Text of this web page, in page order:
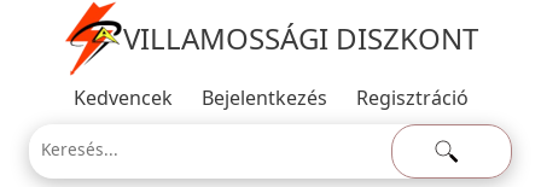
VILLAMOSSÁGI DISZKONT
Kedvencek Bejelentkezés Regisztráció